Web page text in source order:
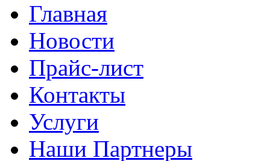
Главная
Новости
Прайс-лист
Контакты
Услуги
Наши Партнеры